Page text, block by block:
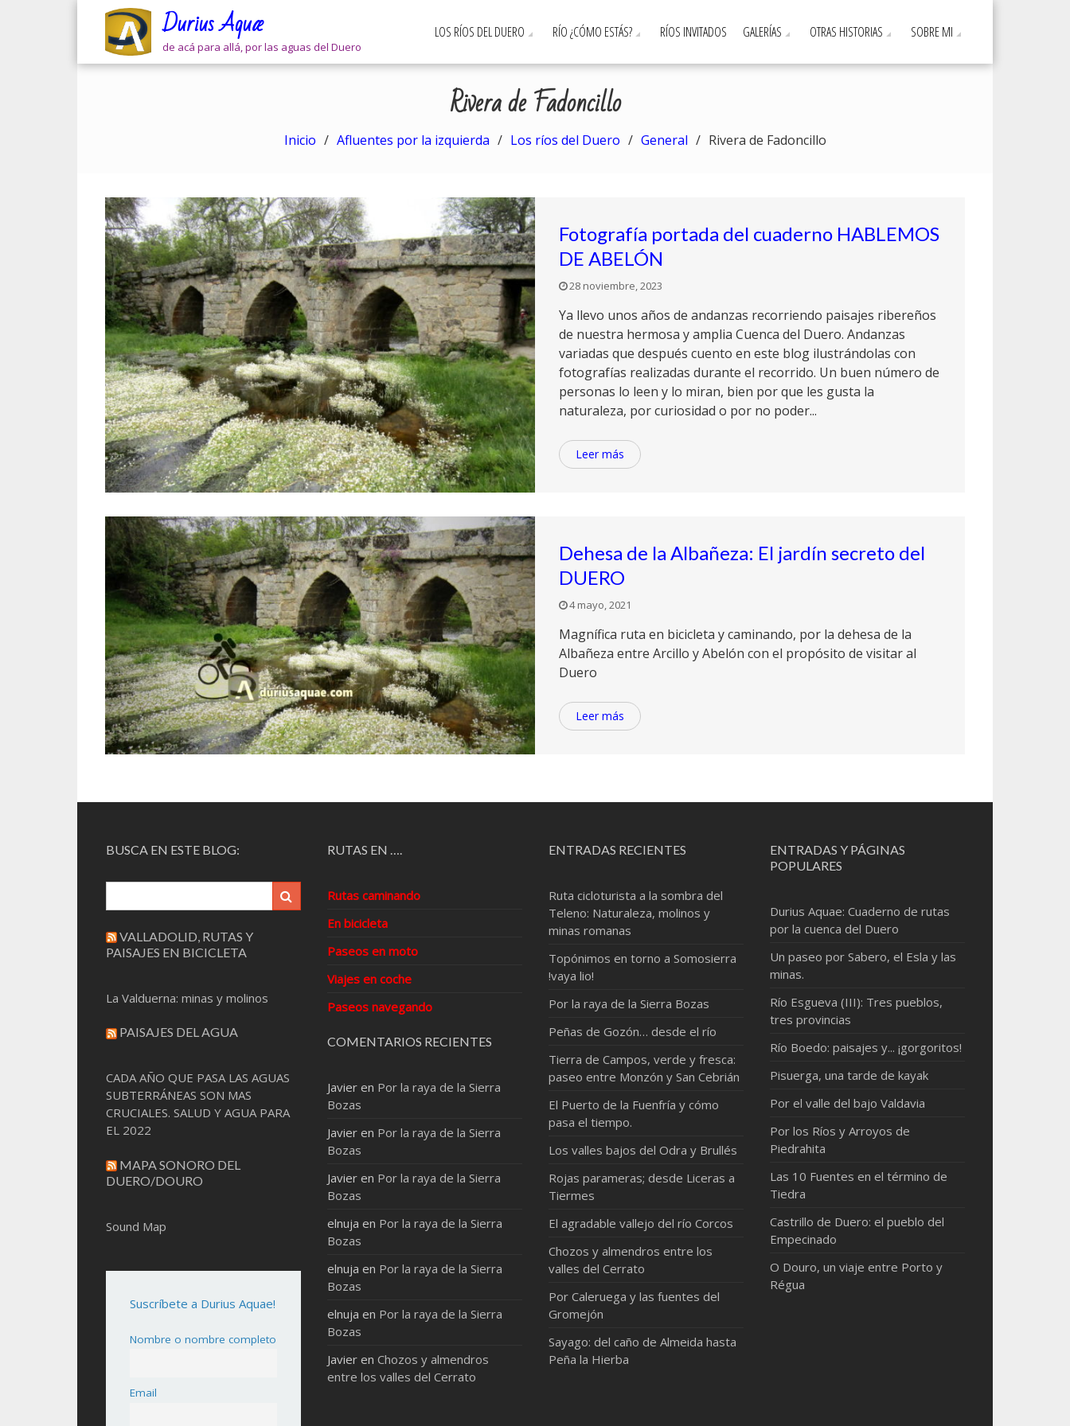
Durius Aquæ
de acá para allá, por las aguas del Duero
LOS RÍOS DEL DUERO RÍO ¿CÓMO ESTÁS? RÍOS INVITADOS GALERÍAS OTRAS HISTORIAS SOBRE MI
Rivera de Fadoncillo
Inicio Afluentes por la izquierda Los ríos del Duero General Rivera de Fadoncillo
Fotografía portada del cuaderno HABLEMOS
DE ABELÓN
28 noviembre, 2023
Ya llevo unos años de andanzas recorriendo paisajes ribereños
de nuestra hermosa y amplia Cuenca del Duero. Andanzas
variadas que después cuento en este blog ilustrándolas con
fotografías realizadas durante el recorrido. Un buen número de
personas lo leen y lo miran, bien por que les gusta la
naturaleza, por curiosidad o por no poder...
Leer más
Dehesa de la Albañeza: El jardín secreto del
DUERO
4 mayo, 2021
Magnífica ruta en bicicleta y caminando, por la dehesa de la
Albañeza entre Arcillo y Abelón con el propósito de visitar al
Duero
Leer más
BUSCA EN ESTE BLOG:
VALLADOLID, RUTAS Y
PAISAJES EN BICICLETA
La Valduerna: minas y molinos
PAISAJES DEL AGUA
CADA AÑO QUE PASA LAS AGUAS
SUBTERRÁNEAS SON MAS
CRUCIALES. SALUD Y AGUA PARA
EL 2022
MAPA SONORO DEL
DUERO/DOURO
Sound Map
Suscríbete a Durius Aquae!
Nombre o nombre completo
Email
RUTAS EN ….
Rutas caminando
En bicicleta
Paseos en moto
Viajes en coche
Paseos navegando
COMENTARIOS RECIENTES
Javier en Por la raya de la Sierra
Bozas
Javier en Por la raya de la Sierra
Bozas
Javier en Por la raya de la Sierra
Bozas
elnuja en Por la raya de la Sierra
Bozas
elnuja en Por la raya de la Sierra
Bozas
elnuja en Por la raya de la Sierra
Bozas
Javier enChozos y almendros
entre los valles del Cerrato
ENTRADAS RECIENTES
Ruta cicloturista a la sombra del
Teleno: Naturaleza, molinos y
minas romanas
Topónimos en torno a Somosierra
!vaya lio!
Por la raya de la Sierra Bozas
Peñas de Gozón… desde el río
Tierra de Campos, verde y fresca:
paseo entre Monzón y San Cebrián
El Puerto de la Fuenfría y cómo
pasa el tiempo.
Los valles bajos del Odra y Brullés
Rojas parameras; desde Liceras a
Tiermes
El agradable vallejo del río Corcos
Chozos y almendros entre los
valles del Cerrato
Por Caleruega y las fuentes del
Gromejón
Sayago: del caño de Almeida hasta
Peña la Hierba
ENTRADAS Y PÁGINAS
POPULARES
Durius Aquae: Cuaderno de rutas
por la cuenca del Duero
Un paseo por Sabero, el Esla y las
minas.
Río Esgueva (III): Tres pueblos,
tres provincias
Río Boedo: paisajes y... ¡gorgoritos!
Pisuerga, una tarde de kayak
Por el valle del bajo Valdavia
Por los Ríos y Arroyos de
Piedrahita
Las 10 Fuentes en el término de
Tiedra
Castrillo de Duero: el pueblo del
Empecinado
O Douro, un viaje entre Porto y
Régua